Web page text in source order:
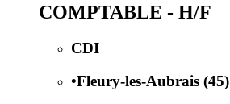
COMPTABLE - H/F
CDI
•Fleury-les-Aubrais (45)